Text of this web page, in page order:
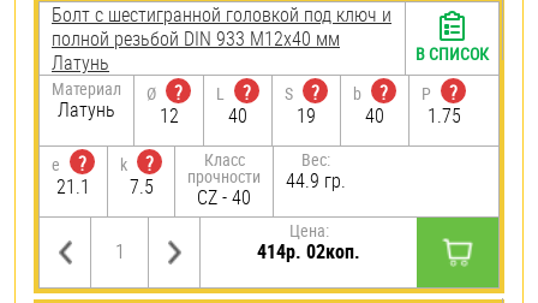
Болт с шестигранной головкой под ключ и
полной резьбой DIN 933 М12х40 мм
Латунь
Материал
Латунь
Ø
?
12
L
?
40
S
?
19
b
?
40
P
?
1.75
e
?
21.1
k
?
7.5
Класс
прочности
CZ - 40
Вес:
44.9 гр.
Цена:
414р. 02коп.
В СПИСОК